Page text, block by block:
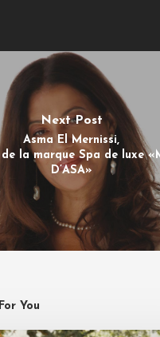
Next Post
Asma El Mernissi,
la marque Spa de luxe
D’ASA»
You